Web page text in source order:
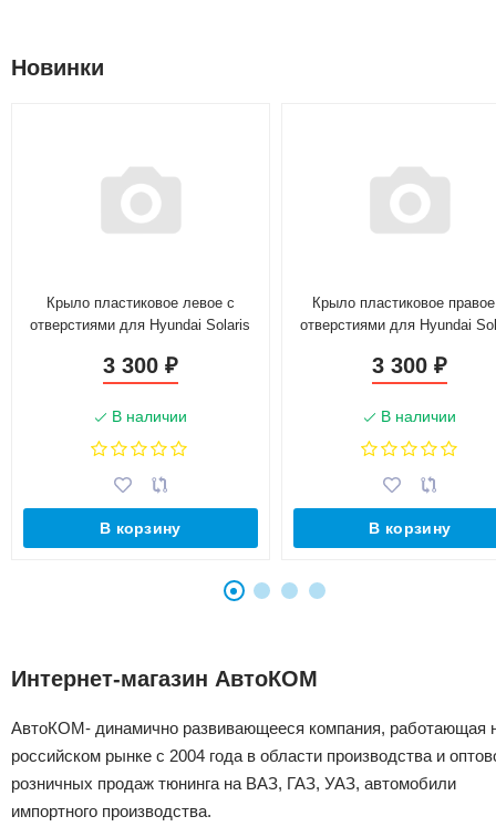
Новинки
Крыло пластиковое левое с
отверстиями для Hyundai Solaris
3 300 ₽
В наличии
В корзину
Крыло пластиковое
отверстиями для Hyundai
3 300₽
В наличии
В корзину
Интернет-магазин АвтоКОМ
АвтоКОМ- динамично развивающееся компания, работающая
российском рынке с 2004 года в области производства и
розничных продаж тюнинга на ВАЗ, ГАЗ, УАЗ, автомобили
импортного производства.